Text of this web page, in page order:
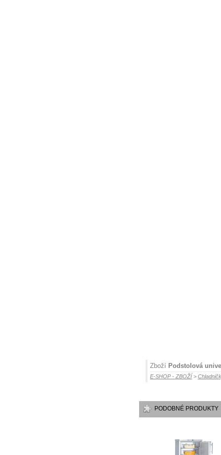
Zboží Podstolová
E-SHOP - ZBOŽÍ >
PODOBNÉ PRODUKTY